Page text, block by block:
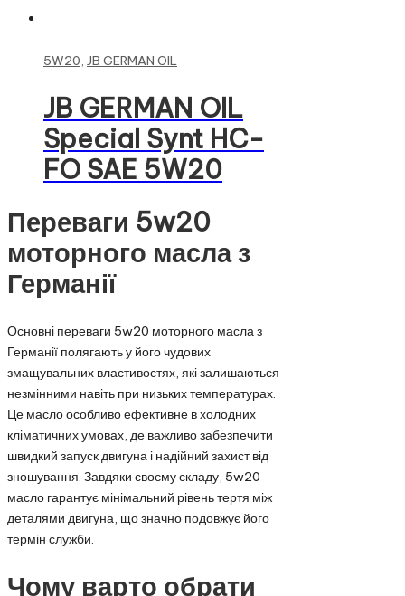
5W20, JB GERMAN OIL
JB GERMAN OIL
Special Synt HC-
FO SAE 5W20
Переваги 5w20
моторного масла з
Германії
Основні переваги 5w20 моторного масла з
Германії полягають у його чудових
змащувальних властивостях, які залишаються
незмінними навіть при низьких температурах.
Це масло особливо ефективне в холодних
кліматичних умовах, де важливо забезпечити
швидкий запуск двигуна і надійний захист від
зношування. Завдяки своєму складу, 5w20
масло гарантує мінімальний рівень тертя між
деталями двигуна, що значно подовжує його
термін служби.
Чому варто обрати